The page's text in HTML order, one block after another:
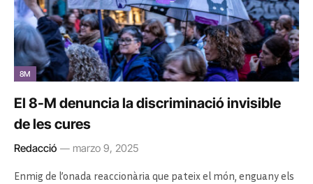
8M
El 8-M denuncia la discriminació invisible
de les cures
Redacció marzo 9, 2025
Enmig de l’onada reaccionària que pateix el món, enguany els